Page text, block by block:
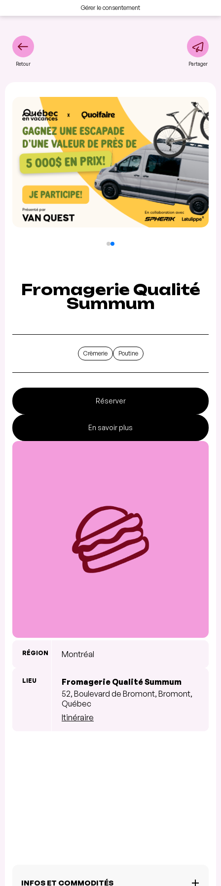
Gérer le consentement
Retour Partager
Fromagerie Qualité
Summum
Crèmerie Poutine
Réserver
En savoir plus
RÉGION Montréal
LIEU
Fromagerie Qualité Summum
52, Boulevard de Bromont, Bromont,
Québec
Itinéraire
INFOS ET COMMODITÉS